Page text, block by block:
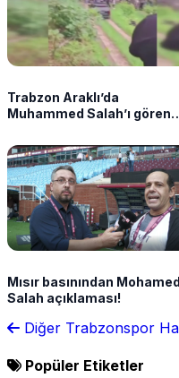
Trabzon Araklı’da
Muhammed Salah’ı gören
konuşması
Mısır basınından Mohamed
Salah açıklaması!
Diğer Trabzonspor
Popüler Etiketler